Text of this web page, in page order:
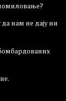
нам не дају ни